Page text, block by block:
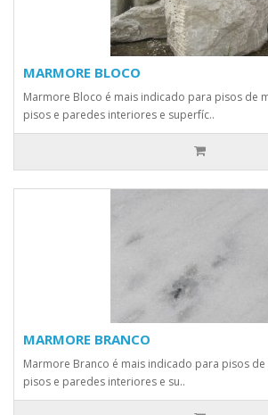
MARMORE BLOCO
Marmore Bloco é mais indicado para pisos de
pisos e paredes interiores e superfíc..
MARMORE BRANCO
Marmore Branco é mais indicado para pisos
pisos e paredes interiores e su..